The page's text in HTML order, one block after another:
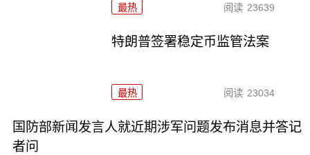
最热 阅读 23639
特朗普签署稳定币监管法案
最热 阅读 23034
国防部新闻发言人就近期涉军问题发布消息并答记
者问